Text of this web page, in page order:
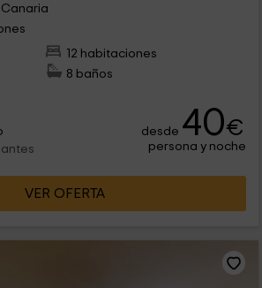
Canaria
12 habitaciones
8 baños
desde 40€
persona y noche
VER OFERTA